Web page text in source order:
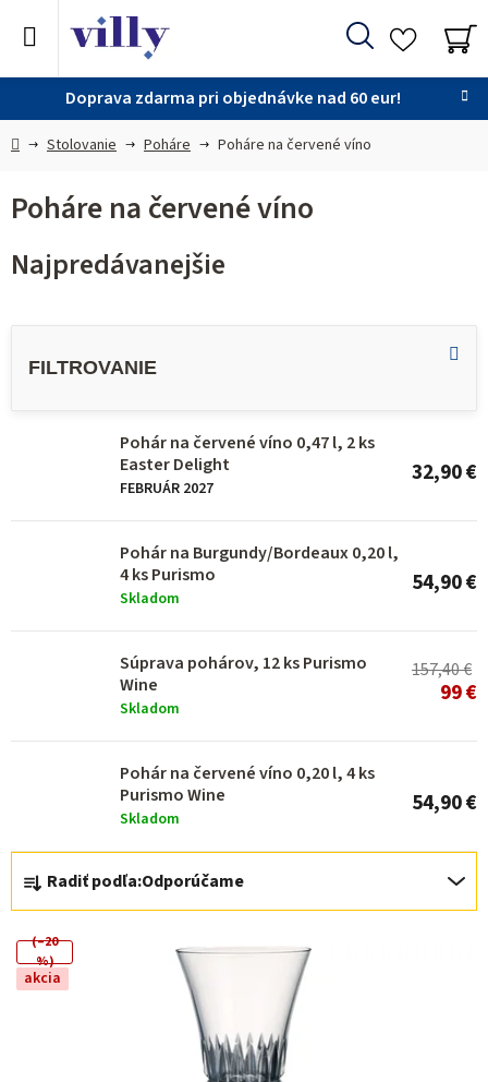
Doprava zdarma pri objednávke nad 60 eur!
Hľadať
DomovStolovanie Poháre Poháre na červené víno
Poháre na červené víno
Najpredávanejšie
Pohár na červené víno 0,47 l, 2 ks
Easter Delight
FEBRUÁR 2027
32,90 €
Pohár na Burgundy/Bordeaux 0,20 l,
4 ks Purismo
Skladom
54,90 €
Súprava pohárov, 12 ks Purismo
Wine
Skladom
157,40 €
99 €
Pohár na červené víno 0,20 l, 4 ks
Purismo Wine
Skladom
54,90 €
R
a
d
e
n
Radiť podľa:Odporúčame
V
r
u
o
akcia
(–20
%)